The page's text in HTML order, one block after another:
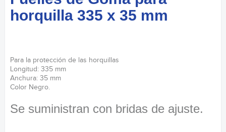
horquilla 335 x 35 mm
Para la protección de las horquillas
Longitud: 335 mm
Anchura: 35 mm
Color Negro.
Se suministran con bridas de ajuste.